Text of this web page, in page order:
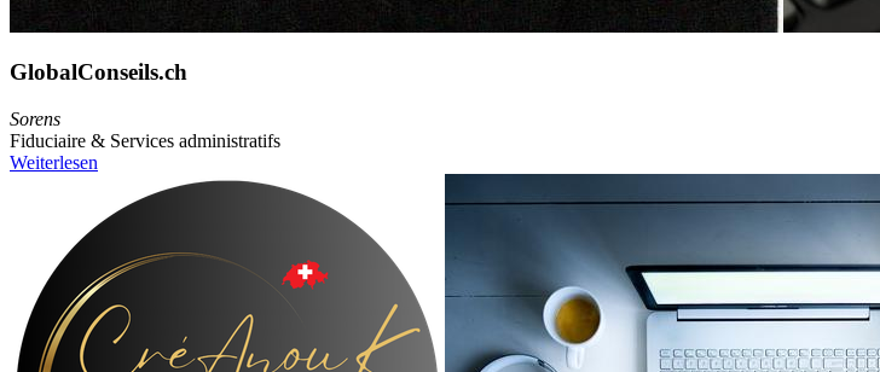
GlobalConseils.ch
Sorens
Fiduciaire & Services administratifs
Weiterlesen